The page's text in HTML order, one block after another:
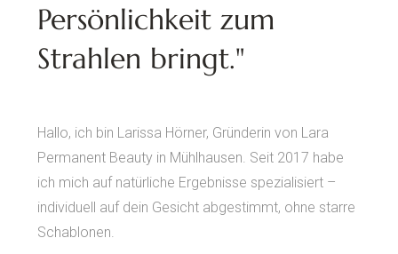
Persönlichkeit zum
Strahlen bringt."
Hallo, ich bin Larissa Hörner, Gründerin von Lara
Permanent Beauty in Mühlhausen. Seit 2017 habe
ich mich auf natürliche Ergebnisse spezialisiert –
individuell auf dein Gesicht abgestimmt, ohne starre
Schablonen.